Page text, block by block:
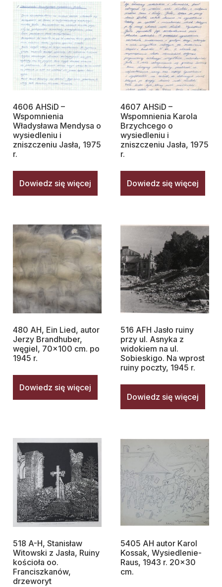
4606 AHSiD –
Wspomnienia
Władysława Mendysa o
wysiedleniu i
zniszczeniu Jasła, 1975
r.
Dowiedz się więcej
4607 AHSiD –
Wspomnienia Karola
Brzychcego o
wysiedleniu i
zniszczeniu Jasła, 1975
r.
Dowiedz się więcej
480 AH, Ein Lied, autor
Jerzy Brandhuber,
węgiel, 70×100 cm. po
1945 r.
Dowiedz się więcej
516 AFH Jasło ruiny
przy ul. Asnyka z
widokiem na ul.
Sobieskigo. Na wprost
ruiny poczty, 1945 r.
Dowiedz się więcej
518 A-H, Stanisław
Witowski z Jasła, Ruiny
kościoła oo.
Franciszkanów,
drzeworyt
5405 AH autor Karol
Kossak, Wysiedlenie-
Raus, 1943 r. 20×30
cm.